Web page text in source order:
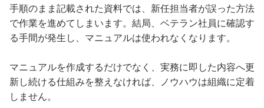
手順のまま記載された資料では、新任担当者が誤った方法
で作業を進めてしまいます。結局、ベテラン社員に確認す
る手間が発生し、マニュアルは使われなくなります。
マニュアルを作成するだけでなく、実務に即した内容へ更
新し続ける仕組みを整えなければ、ノウハウは組織に定着
しません。